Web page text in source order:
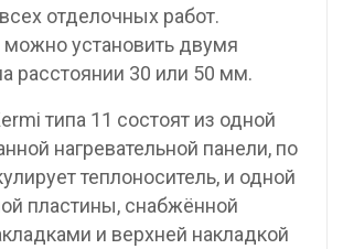
отделочных работ.
установить двумя
расстоянии 30 или 50 мм.
типа 11 состоят из одной
нагревательной панели, по
теплоноситель, и одной
пластины, снабжённой
и верхней накладкой